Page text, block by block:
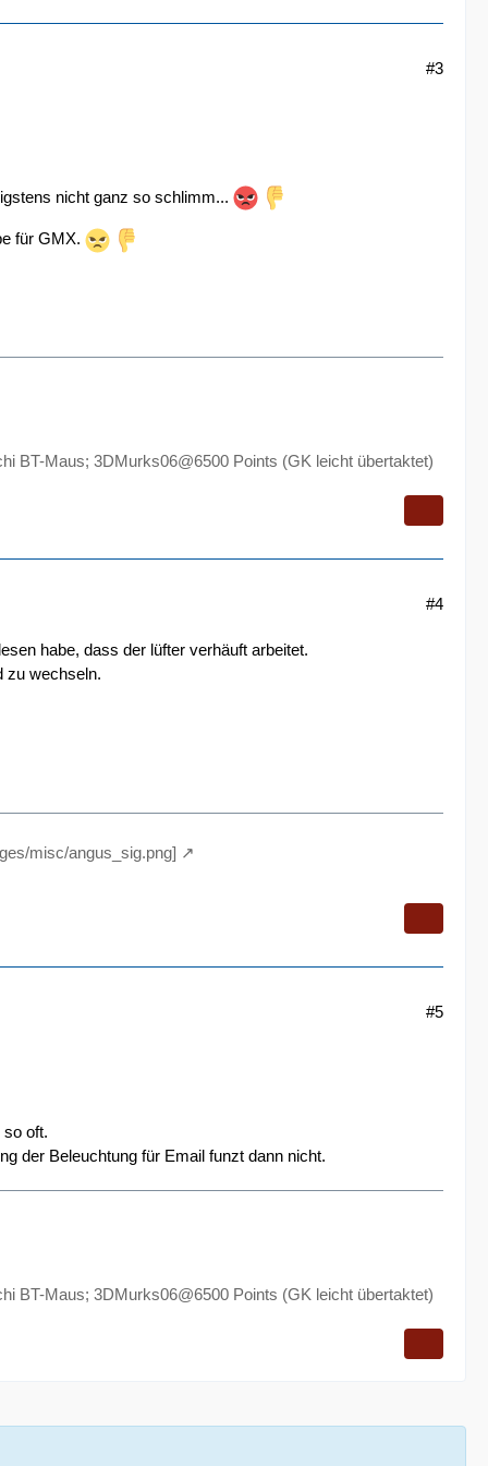
#3
nicht ganz so schlimm...
für GMX.
BT-Maus; 3DMurks06@6500 Points (GK leicht übertaktet)
#4
habe, dass der lüfter verhäuft arbeitet.
zu wechseln.
misc/angus_sig.png]
#5
oft.
der Beleuchtung für Email funzt dann nicht.
BT-Maus; 3DMurks06@6500 Points (GK leicht übertaktet)